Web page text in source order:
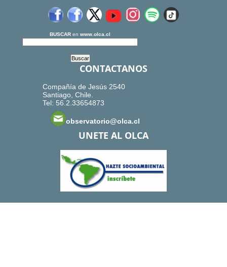
BUSCAR en www.olca.cl
CONTACTANOS
Compañía de Jesús 2540
Santiago, Chile.
Tel: 56.2.33654873
observatorio@olca.cl
UNETE AL OLCA